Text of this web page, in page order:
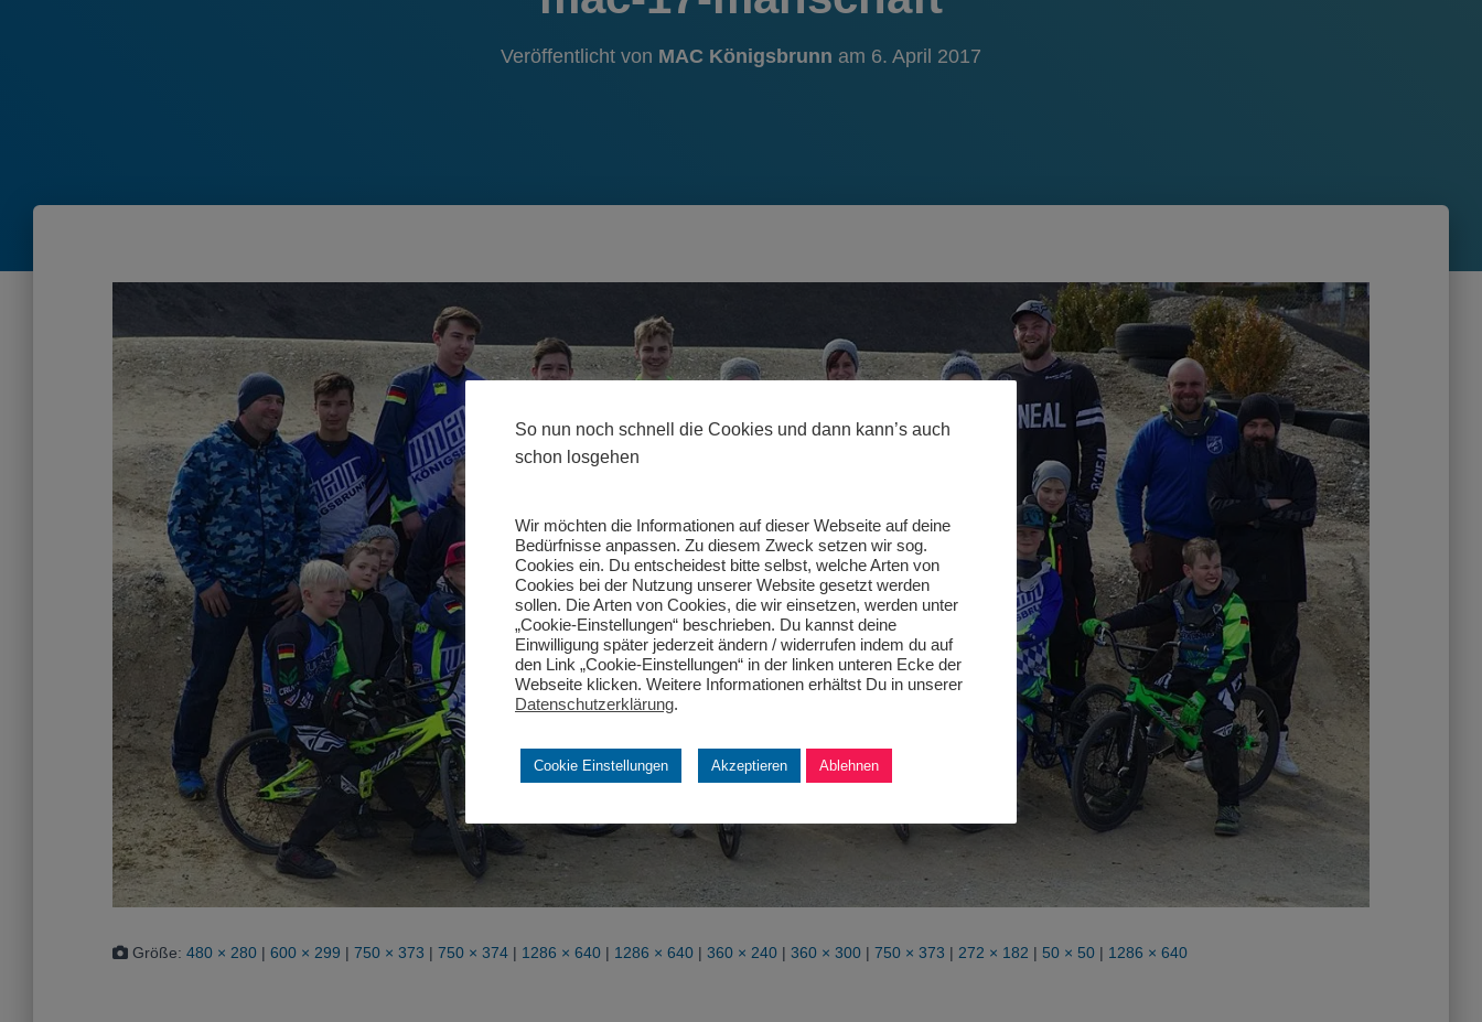
Veröffentlicht von MAC Königsbrunn am 6. April 2017
Größe: 480 × 280 | 600 × 299 | 750 × 373 | 750 × 374 | 1286 × 640 | 1286 × 640 | 360 × 240 | 360 × 300 | 750 × 373 | 272 × 182 | 50 × 50 | 1286 × 640
So nun noch schnell die Cookies und dann kann’s auch
schon losgehen
Wir möchten die Informationen auf dieser Webseite auf deine
Bedürfnisse anpassen. Zu diesem Zweck setzen wir sog.
Cookies ein. Du entscheidest bitte selbst, welche Arten von
Cookies bei der Nutzung unserer Website gesetzt werden
sollen. Die Arten von Cookies, die wir einsetzen, werden unter
„Cookie-Einstellungen“ beschrieben. Du kannst deine
Einwilligung später jederzeit ändern / widerrufen indem du auf
den Link „Cookie-Einstellungen“ in der linken unteren Ecke der
Webseite klicken. Weitere Informationen erhältst Du in unserer
Datenschutzerklärung.
Cookie Einstellungen Akzeptieren Ablehnen